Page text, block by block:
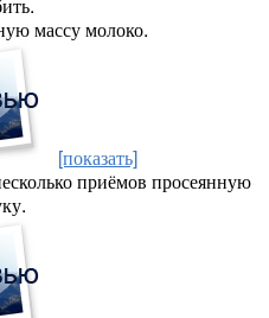
массу молоко.
[показать]
приёмов просеянную